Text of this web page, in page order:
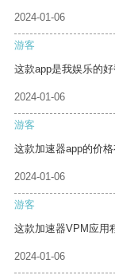
2024-01-06
游客
这款app是我娱乐的
2024-01-06
游客
这款加速器app的价
2024-01-06
游客
这款加速器VPM应用
2024-01-06